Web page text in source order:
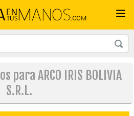
para ARCO IRIS BOLIVIA
S.R.L.